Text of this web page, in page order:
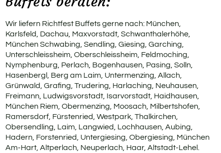
Wir liefern Richtfest Buffets gerne nach: München,
Karlsfeld, Dachau, Maxvorstadt, Schwanthalerhöhe,
München Schwabing, Sendling, Giesing, Garching,
Unterschleissheim, Oberschleissheim, Feldmoching,
Nymphenburg, Perlach, Bogenhausen, Pasing, Solln,
Hasenbergl, Berg am Laim, Untermenzing, Allach,
Grünwald, Grafing, Trudering, Harlaching, Neuhausen,
Freimann, Ludwigsvorstadt, Isarvorstadt, Haidhausen,
München Riem, Obermenzing, Moosach, Milbertshofen,
Ramersdorf, Fürstenried, Westpark, Thalkirchen,
Obersendling, Laim, Langwied, Lochhausen, Aubing,
Hadern, Forstenried, Untergiesing, Obergiesing, München
Am-Hart, Altperlach, Neuperlach, Haar, Altstadt-Lehel.